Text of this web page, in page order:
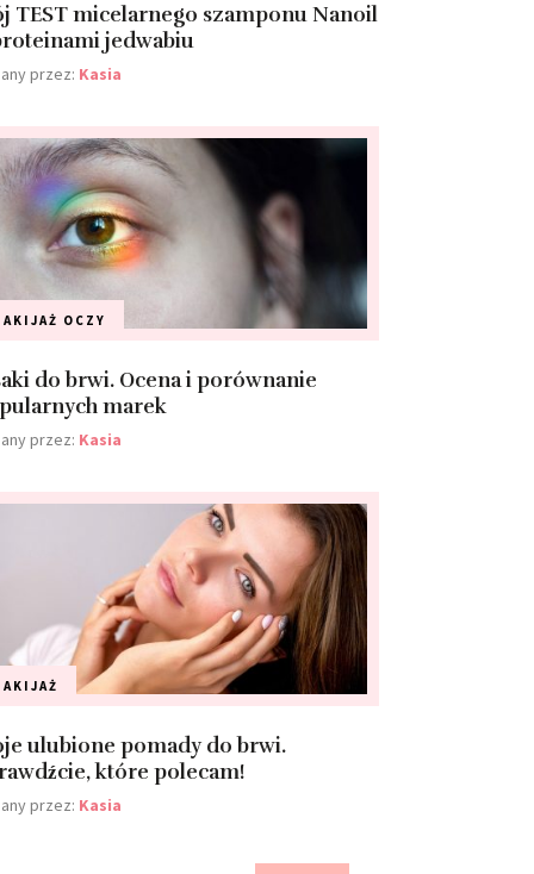
TEST micelarnego szamponu Nanoil
jedwabiu
przez: Kasia
OCZY
do brwi. Ocena i porównanie
marek
przez: Kasia
ulubione pomady do brwi.
które polecam!
przez: Kasia